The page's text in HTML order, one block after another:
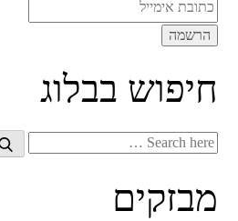
חיפוש בבלוג
Search
מבזקים